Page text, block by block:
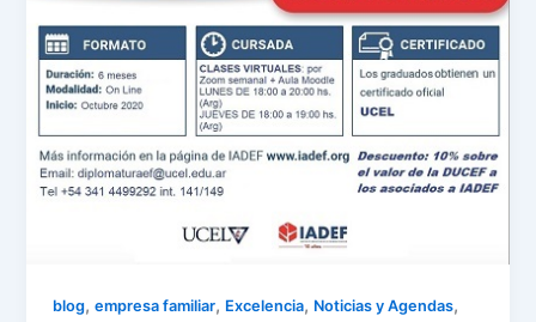
blog,empresa familiar, Excelencia, Noticias y Agendas,